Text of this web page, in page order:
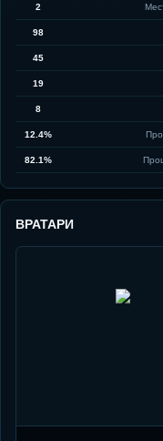
2
98
45
19
8
12.4%
82.1%
ВРАТАРИ